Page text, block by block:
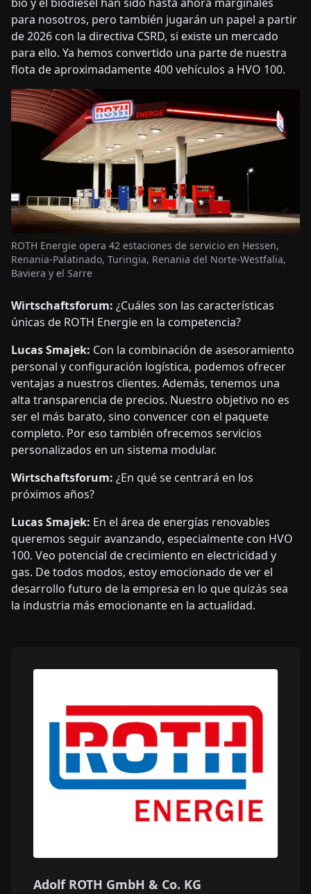
bio y el biodiésel han sido hasta ahora marginales
para nosotros, pero también jugarán un papel a partir
de 2026 con la directiva CSRD, si existe un mercado
para ello. Ya hemos convertido una parte de nuestra
flota de aproximadamente 400 vehículos a HVO 100.
ROTH Energie opera 42 estaciones de servicio en Hessen,
Renania-Palatinado, Turingia, Renania del Norte-Westfalia,
Baviera y el Sarre
Wirtschaftsforum: ¿Cuáles son las características
únicas de ROTH Energie en la competencia?
Lucas Smajek: Con la combinación de asesoramiento
personal y configuración logística, podemos ofrecer
ventajas a nuestros clientes. Además, tenemos una
alta transparencia de precios. Nuestro objetivo no es
ser el más barato, sino convencer con el paquete
completo. Por eso también ofrecemos servicios
personalizados en un sistema modular.
Wirtschaftsforum: ¿En qué se centrará en los
próximos años?
Lucas Smajek: En el área de energías renovables
queremos seguir avanzando, especialmente con HVO
100. Veo potencial de crecimiento en electricidad y
gas. De todos modos, estoy emocionado de ver el
desarrollo futuro de la empresa en lo que quizás sea
la industria más emocionante en la actualidad.
Adolf ROTH GmbH & Co. KG